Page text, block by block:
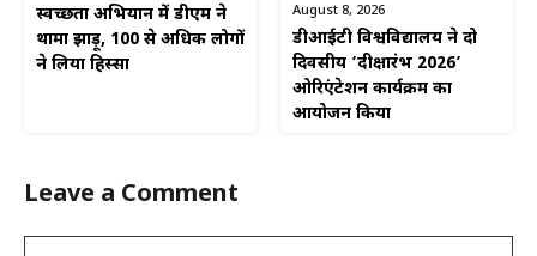
स्वच्छता अभियान में डीएम ने
थामा झाड़ू, 100 से अधिक लोगों
ने लिया हिस्सा
August 8, 2026
डीआईटी विश्वविद्यालय ने दो
दिवसीय ‘दीक्षारंभ 2026’
ओरिएंटेशन कार्यक्रम का
आयोजन किया
Leave a Comment